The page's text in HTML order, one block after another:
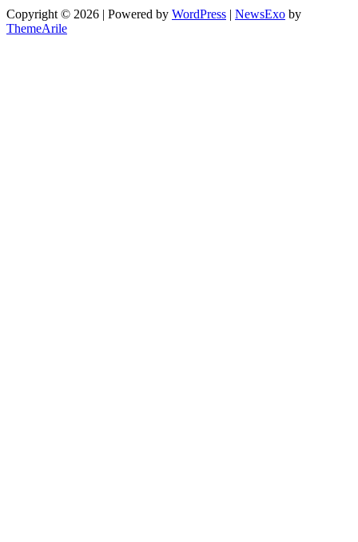
Copyright © 2026 | Powered by WordPress | NewsExo by
ThemeArile